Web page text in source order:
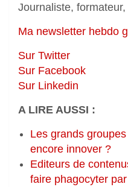
Journaliste,
Ma newsletter hebdo
Sur Twitter
Sur Facebook
Sur Linkedin
A LIRE AUSSI :
Les grands
encore innover ?
Editeurs de
faire phagocyter